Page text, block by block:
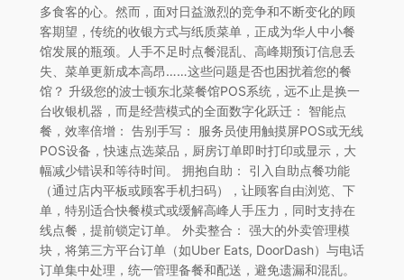
多食客的心。然而，面对日益激烈的竞争和不断变化的顾
客期望，传统的收银方式与纸质菜单，正成为华人中小餐
馆发展的瓶颈。人手不足时点餐混乱、高峰期预订信息丢
失、菜单更新成本高昂……这些问题是否也困扰着您的餐
馆？ 升级您的波士顿东北菜餐馆POS系统，远不止是换一
台收银机器，而是经营模式的全面数字化跃迁： 智能点
餐，效率倍增： 告别手写： 服务员使用触摸屏POS或无线
POS设备，快速点选菜品，厨房订单即时打印或显示，大
幅减少错误和等待时间。 拥抱自助： 引入自助点餐功能
（通过店内平板或顾客手机扫码），让顾客自由浏览、下
单，特别适合快餐模式或缓解高峰人手压力，同时支持在
线点餐，提前锁定订单。 外卖整合： 强大的外卖管理模
块，将第三方平台订单（如Uber Eats, DoorDash）与电话
订单集中处理，统一管理备餐和配送，避免遗漏和混乱。